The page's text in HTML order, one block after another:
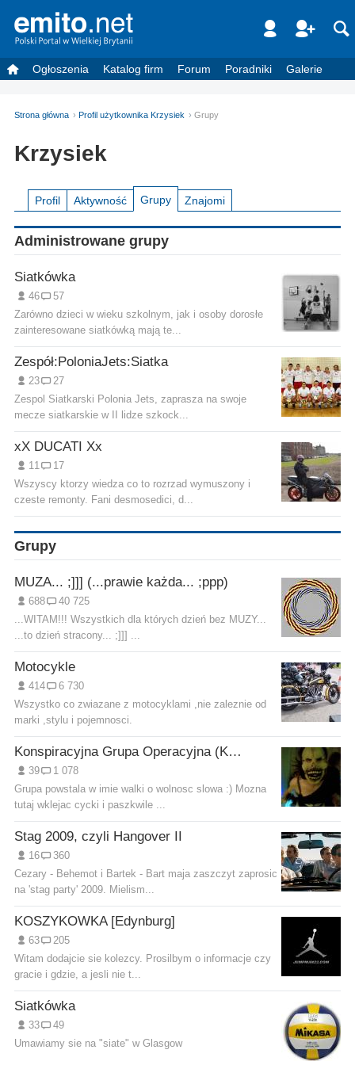
Ogłoszenia Katalog firm Forum Poradniki Galerie
Strona główna Profil użytkownika Krzysiek Grupy
Krzysiek
Profil Aktywność Grupy Znajomi
Administrowane grupy
Siatkówka
46
57
Zarówno dzieci w wieku szkolnym, jak i osoby dorosłe
zainteresowane siatkówką mają te...
Zespół:PoloniaJets:Siatka
23
27
Zespol Siatkarski Polonia Jets, zaprasza na swoje
mecze siatkarskie w II lidze szkock...
xX DUCATI Xx
11
17
Wszyscy ktorzy wiedza co to rozrzad wymuszony i
czeste remonty. Fani desmosedici, d...
Grupy
MUZA... ;]]] (...prawie każda... ;ppp)
688
40 725
...WITAM!!! Wszystkich dla których dzień bez MUZY...
...to dzień stracony... ;]]] ...
Motocykle
414
6 730
Wszystko co zwiazane z motocyklami ,nie zaleznie od
marki ,stylu i pojemnosci.
Konspiracyjna Grupa Operacyjna (KGO)
39
1 078
Grupa powstala w imie walki o wolnosc slowa :) Mozna
tutaj wklejac cycki i paszkwile ...
Stag 2009, czyli Hangover II
16
360
Cezary - Behemot i Bartek - Bart maja zaszczyt zaprosic
na 'stag party' 2009. Mielism...
KOSZYKOWKA [Edynburg]
63
205
Witam dodajcie sie kolezcy. Prosilbym o informacje czy
gracie i gdzie, a jesli nie t...
Siatkówka
33
49
Umawiamy sie na "siate" w Glasgow